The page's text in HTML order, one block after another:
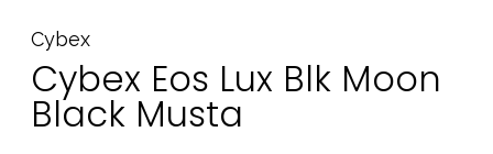
Cybex
Cybex Eos Lux Blk Moon
Black Musta